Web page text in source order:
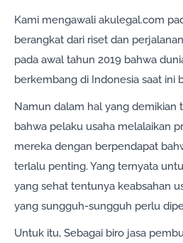
Kami mengawali akulegal.com
berangkat dari riset dan
pada awal tahun 2019 bahwa
berkembang di Indonesia saat ini
Namun dalam hal yang demikian
bahwa pelaku usaha melalaikan
mereka dengan berpendapat
terlalu penting. Yang ternyata
yang sehat tentunya keabsahan
yang sungguh-sungguh perlu
Untuk itu, Sebagai biro jasa